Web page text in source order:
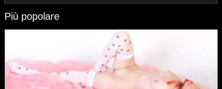
Più popolare